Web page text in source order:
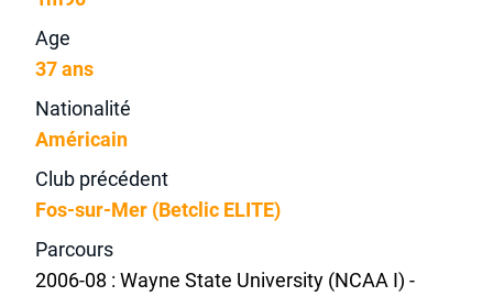
Age
37 ans
Nationalité
Américain
Club précédent
Fos-sur-Mer (Betclic ELITE)
Parcours
2006-08 : Wayne State University (NCAA I) -